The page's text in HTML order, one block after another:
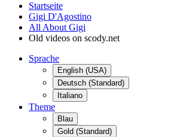
Startseite
Gigi D'Agostino
All About Gigi
Old videos on scody.net
Sprache
English (USA)
Deutsch (Standard)
Italiano
Theme
Blau
Gold (Standard)